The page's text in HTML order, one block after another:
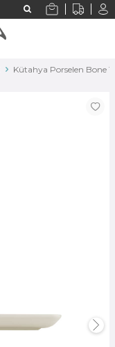
Kütahya Porselen Bone